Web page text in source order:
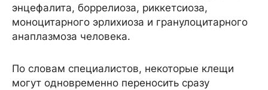
энцефалита, боррелиоза, риккетсиоза,
моноцитарного эрлихиоза и гранулоцитарного
анаплазмоза человека.
По словам специалистов, некоторые клещи
могут одновременно переносить сразу